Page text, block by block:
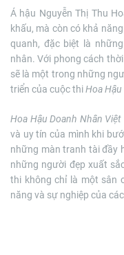
Á hậu Nguyễn Thị Thu
khấu, mà còn có khả
quanh, đặc biệt là
nhân. Với phong cách
sẽ là một trong những
triển của cuộc thiHoa
Hoa Hậu Doanh Nhân
và uy tín của mình khi
những màn tranh tài đầy
những người đẹp xuất
thi không chỉ là một sân
năng và sự nghiệp của